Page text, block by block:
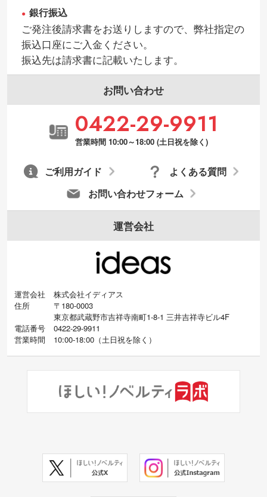
銀行振込
ご発注後請求書をお送りしますので、弊社指定の
振込口座にご入金ください。
振込先は請求書に記載いたします。
お問い合わせ
0422-29-9911
営業時間 10:00～18:00 (土日祝を除く)
お問い合わせフォーム
よくある質問
ご利用ガイド
運営会社
運営会社
株式会社イディアス
住所
〒180-0003
東京都武蔵野市吉祥寺南町1-8-1 三井吉祥寺ビル4F
電話番号
0422-29-9911
営業時間
10:00-18:00（土日祝を除く）